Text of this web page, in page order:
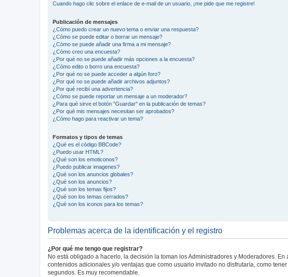
Cuando hago clic sobre el enlace de e-mail de un usuario, ¡me pide que me registre!
Publicación de mensajes
¿Cómo puedo crear un nuevo tema o enviar una respuesta?
¿Cómo se puede editar o borrar un mensaje?
¿Cómo se puede añadir una firma a mi mensaje?
¿Cómo creo una encuesta?
¿Por qué no se puede añadir más opciones a la encuesta?
¿Cómo edito o borro una encuesta?
¿Por qué no se puede acceder a algún foro?
¿Por qué no se puede añadir archivos adjuntos?
¿Por qué recibí una advertencia?
¿Cómo se puede reportar un mensaje a un moderador?
¿Para qué sirve el botón "Guardar" en la publicación de temas?
¿Por qué mis mensajes necesitan ser aprobados?
¿Cómo hago para reactivar un tema?
Formatos y tipos de temas
¿Qué es el código BBCode?
¿Puedo usar HTML?
¿Qué son los emoticonos?
¿Puedo publicar imagenes?
¿Qué son los anuncios globales?
¿Qué son los anuncios?
¿Qué son los temas fijos?
¿Qué son los temas cerrados?
¿Qué son los iconos para los temas?
Problemas acerca de la identificación y el registro
¿Por qué me tengo que registrar?
No está obligado a hacerlo, la decisión la toman los Administradores y Moderadores.
contenidos adicionales y/o ventajas que como usuario invitado no disfrutaría, como
segundos. Es muy recomendable.